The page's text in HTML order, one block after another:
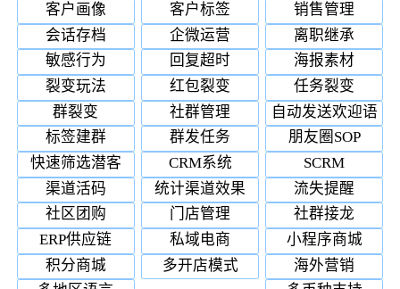
客户画像
客户标签
销售管理
会话存档
企微运营
离职继承
敏感行为
回复超时
海报素材
裂变玩法
红包裂变
任务裂变
群裂变
社群管理
自动发送欢迎语
标签建群
群发任务
朋友圈SOP
快速筛选潜客
CRM系统
SCRM
渠道活码
统计渠道效果
流失提醒
社区团购
门店管理
社群接龙
ERP供应链
私域电商
小程序商城
积分商城
多开店模式
海外营销